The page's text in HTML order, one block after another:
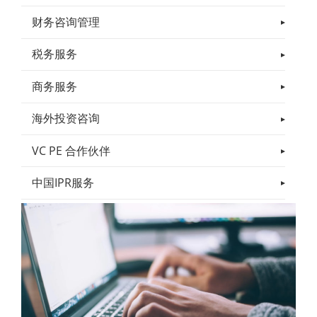
财务咨询管理
税务服务
商务服务
海外投资咨询
VC PE 合作伙伴
中国IPR服务